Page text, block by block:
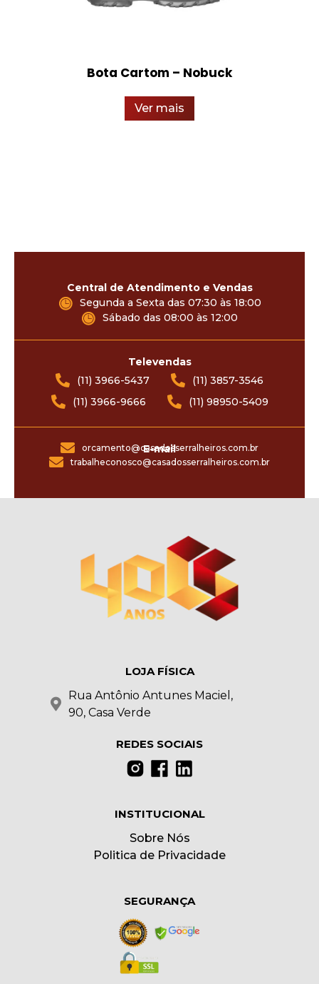
Bota Cartom – Nobuck
Ver mais
Central de Atendimento e Vendas
Segunda a Sexta das 07:30 às 18:00
Sábado das 08:00 às 12:00
Televendas
(11) 3966-5437
(11) 3857-3546
(11) 3966-9666
(11) 98950-5409
E-mail
orcamento@casadosserralheiros.com.br
trabalheconosco@casadosserralheiros.com.br
LOJA FÍSICA
Rua Antônio Antunes Maciel,
90, Casa Verde
REDES SOCIAIS
INSTITUCIONAL
Sobre Nós
Politica de Privacidade
SEGURANÇA